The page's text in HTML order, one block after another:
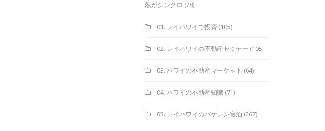
然がシンクロ (78)
01. レイハワイで投資 (105)
02. レイハワイの不動産セミナー (105)
03. ハワイの不動産マーケット (64)
04. ハワイの不動産知識 (71)
05. レイハワイのバケレン宿泊 (267)